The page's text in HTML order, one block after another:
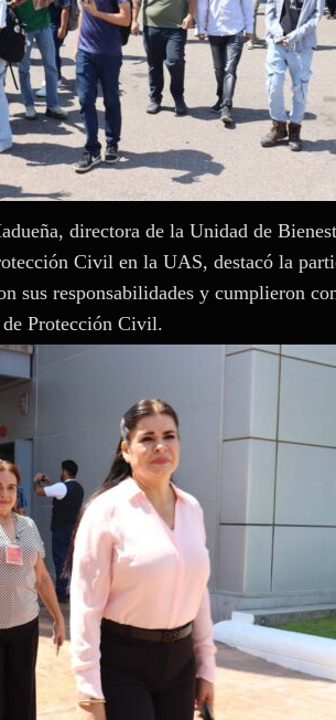
directora de la Unidad de
Civil en la UAS, destacó la
sus responsabilidades y cumplieron
Protección Civil.